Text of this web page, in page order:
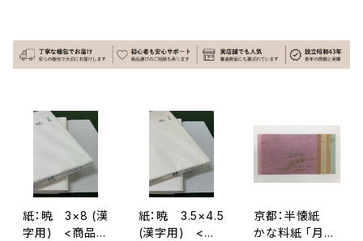
紙：暁 3×8 (漢
字用) <商品番
紙：暁 3.5×4.5
(漢字用) <商
京都：半懐紙
かな料紙 「月